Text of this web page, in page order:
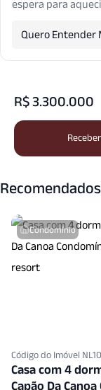
Quero Entender
R$ 3.300.000
Condomínio
Código do Imóvel
Casa com 4
Capão Da